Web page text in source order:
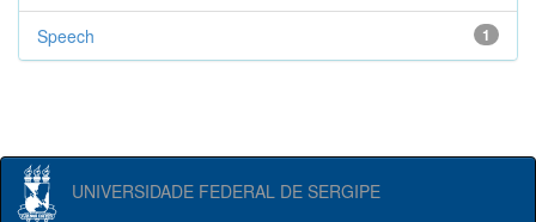
1
Speech
UNIVERSIDADE FEDERAL DE SERGIPE